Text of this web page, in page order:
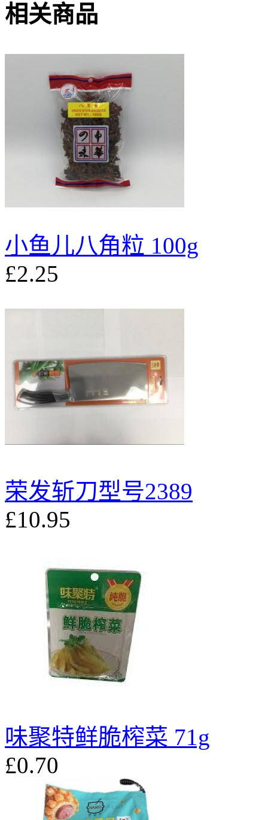
相关商品
小鱼儿八角粒 100g
£2.25
荣发斩刀型号2389
£10.95
味聚特鲜脆榨菜 71g
£0.70